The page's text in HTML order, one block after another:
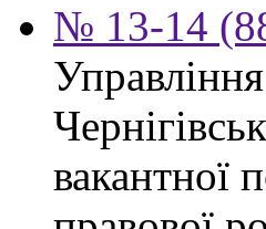
№ 13-14
вакантної